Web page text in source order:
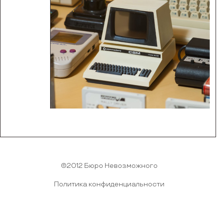
©2012 Бюро Невозможного
Политика конфиденциальности